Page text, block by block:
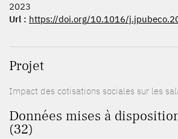
2023
Url : https://doi.org/10.1016/
Projet
Impact des cotisations sociales sur les
Données mises à
(32)